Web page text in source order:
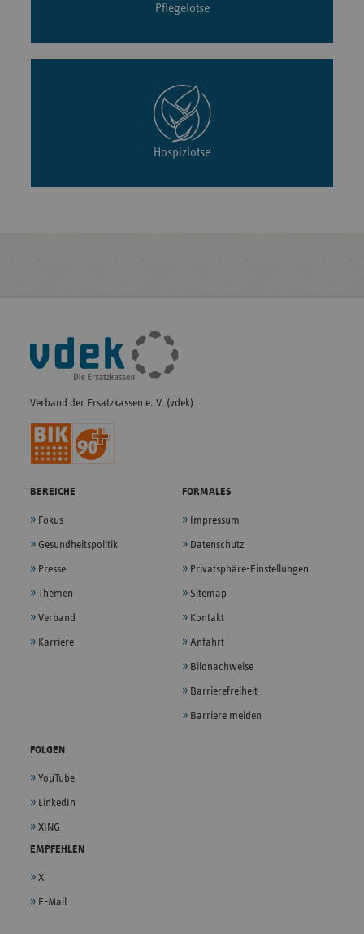
Pflegelotse
Hospizlotse
Fußleisten-
Navigation
Verband der Ersatzkassen e. V. (vdek)
BEREICHE
Fokus
Gesundheitspolitik
Presse
Themen
Verband
Karriere
FORMALES
Impressum
Datenschutz
Privatsphäre-Einstellungen
Sitemap
Kontakt
Anfahrt
Bildnachweise
Barrierefreiheit
Barriere melden
FOLGEN
YouTube
LinkedIn
XING
EMPFEHLEN
X
E-Mail